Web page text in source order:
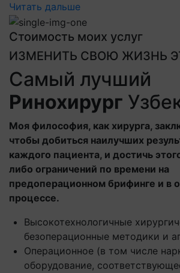
Читать дальше
Стоимость моих услуг
ИЗМЕНИТЬ СВОЮ ЖИЗНЬ
Самый лучший
Ринохирург
Моя философия, как хирурга,
чтобы добиться наилучших
каждого пациента, и достичь
либо ограничений по времени на
предоперационном брифинге и в
процессе.
Высокотехнологичные
безоперационные методики и
Операционное (в том числе
оборудование,